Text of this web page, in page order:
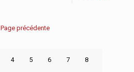
Page précédente
4 5 6 7 8